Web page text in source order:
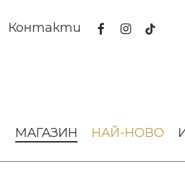
Контакти facebookinstagram
tiktok
МАГАЗИН НАЙ-НОВО